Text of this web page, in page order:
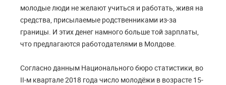
молодые люди не желают учиться и работать, живя на
средства, присылаемые родственниками из-за
границы. И этих денег намного больше той зарплаты,
что предлагаются работодателями в Молдове.
Согласно данным Национального бюро статистики, во
II-м квартале 2018 года число молодёжи в возрасте 15-